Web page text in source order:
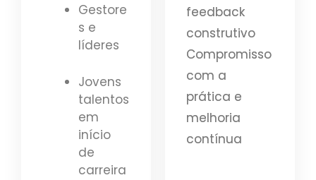
Gestore
s e
líderes
Jovens
talentos
em
início
de
carreira
feedback
construtivo
Compromisso
com a
prática e
melhoria
contínua